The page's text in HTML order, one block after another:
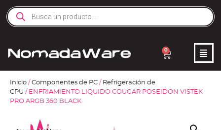
0
Inicio / Componentes de PC / Refrigeración de
CPU / ENFRIAMIENTO LIQUIDO COUGAR POSEIDON VISTEK
PRO ARGB 360 BLACK